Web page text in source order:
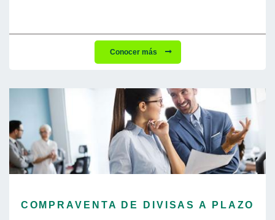
Conocer más
COMPRAVENTA DE DIVISAS A PLAZO